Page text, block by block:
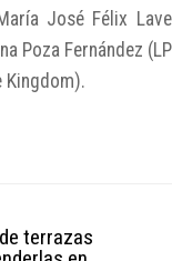
José Félix
Poza Fernández
Kingdom).
terrazas